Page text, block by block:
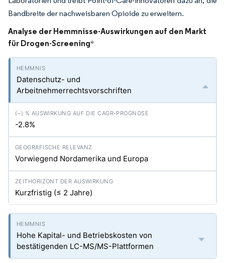
Bandbreite der nachweisbaren Opioide zu erweitern.
Analyse der Hemmnisse-Auswirkungen auf den Markt
für Drogen-Screening*
Datenschutz- und
Arbeitnehmerrechtsvorschriften
-2.8%
Vorwiegend Nordamerika und Europa
Kurzfristig (≤ 2 Jahre)
Hohe Kapital- und Betriebskosten von
bestätigenden LC-MS/MS-Plattformen